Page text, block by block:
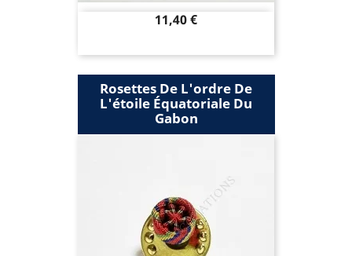
Prix
11,40 €
Rosettes De L'ordre De
L'étoile Équatoriale Du
Gabon